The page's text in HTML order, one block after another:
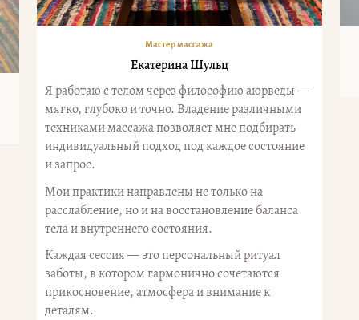
Мастер массажа
Екатерина Шульц
Я работаю с телом через философию аюрведы —
мягко, глубоко и точно. Владение различными
техниками массажа позволяет мне подбирать
индивидуальный подход под каждое состояние
и запрос.
Мои практики направлены не только на
расслабление, но и на восстановление баланса
тела и внутреннего состояния.
Каждая сессия — это персональный ритуал
заботы, в котором гармонично сочетаются
прикосновение, атмосфера и внимание к
деталям.